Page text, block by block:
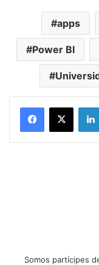
apps
Power BI
Somos partícipes